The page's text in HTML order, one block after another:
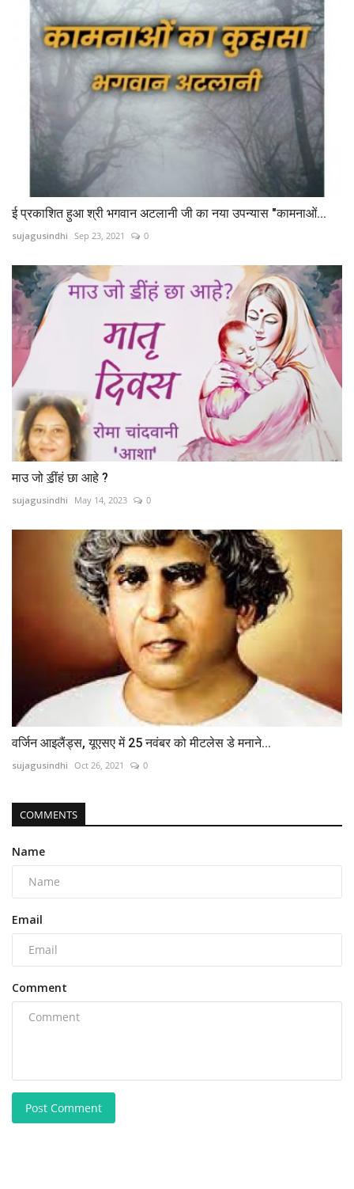
ई प्रकाशित हुआ श्री भगवान अटलानी जी का नया उपन्यास "कामनाओं...
sujagusindhi Sep 23, 2021 0
माउ जो ॾींहं छा आहे ?
sujagusindhi May 14, 2023 0
वर्जिन आइलैंड्स, यूएसए में 25 नवंबर को मीटलेस डे मनाने...
sujagusindhi Oct 26, 2021 0
COMMENTS
Name
Email
Comment
Post Comment